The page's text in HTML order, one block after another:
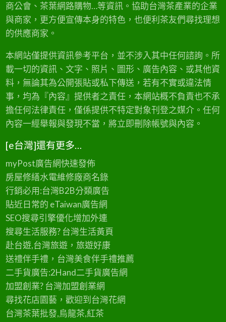
商公會、茶葉網路購物…等資訊。協助台灣茶產業的企業
與商家，更方便宣傳本身的特色，也便利茶友們尋找理想
的供應商家。
本網站僅提供資訊參考平台，並不涉入其中任何諮詢。所
載一切的資訊、文字、照片、圖形、廣告內容、或其他資
料，無論其為公開張貼或私下傳送，若有不實或違法情
事，均為『內容』提供者之責任，本網站概不負責也不承
擔任何法律責任，僅係提供不特定對象刊登之媒介。任何
內容一經舉報與發現不當，將立即刪除帳號與內容。
[e台灣]還有更多…
myPost廣告網快速發佈
房屋修繕水電維修廠商名錄
行銷必用:台灣B2B分類廣告
貼近日常的 eTaiwan廣告網
SEO搜尋引擎優化增加外連
搜尋生活服務? 台灣生活黃頁
赴台遊,台灣旅遊，旅遊好康
送禮伴手禮，台灣美食伴手禮推薦
二手貨廣告:2Hand二手貨廣告網
加盟創業? 台灣加盟創業網
尋找花店園藝，歡迎到台灣花網
台灣茶葉批發,烏龍茶,紅茶